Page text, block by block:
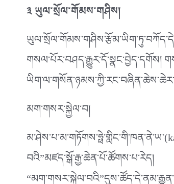
༣ ཡུལ་སྲོལ་གོམས་གཤིས།
གསལ་པོར་བཤད་རྒྱུར་དོ་སྣང་བྱེད་དགོས།
མག་གསར་སྐྱེལ་བ།
བའི”མཛད་སྒོ་རྒྱ་ཆེན་པོ་ཚོགས་པ་རེད།